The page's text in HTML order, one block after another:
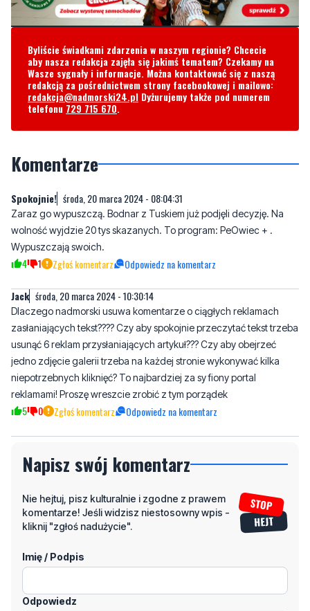
Byliście świadkami zdarzenia w naszym regionie? Chcecie
aby nasza redakcja zajęła się jakimś tematem? Czekamy na
Wasze sygnały i informacje. Można kontaktować się z naszą
redakcją za pośrednictwem strony facebookowej i mailowo:
redakcja@nadmorski24.pl Dyżurujemy także pod numerem
telefonu 729 715 670.
Komentarze
Spokojnie! środa, 20 marca 2024 - 08:04:31
Zaraz go wypuszczą. Bodnar z Tuskiem już podjęli decyzję. Na
wolność wyjdzie 20 tys skazanych. To program: PeOwiec + .
Wypuszczają swoich.
4 1 Zgłoś komentarz Odpowiedz na komentarz
Jack środa, 20 marca 2024 - 10:30:14
Dlaczego nadmorski usuwa komentarze o ciągłych reklamach
zasłaniających tekst???? Czy aby spokojnie przeczytać tekst trzeba
usunąć 6 reklam przysłaniających artykuł??? Czy aby obejrzeć
jedno zdjęcie galerii trzeba na każdej stronie wykonywać kilka
niepotrzebnych kliknięć? To najbardziej za sy fiony portal
reklamami! Proszę wreszcie zrobić z tym porządek
5 0 Zgłoś komentarz Odpowiedz na komentarz
Napisz swój komentarz
Nie hejtuj, pisz kulturalnie i zgodne z prawem
komentarze! Jeśli widzisz niestosowny wpis -
kliknij "zgłoś nadużycie".
Imię / Podpis
Odpowiedz